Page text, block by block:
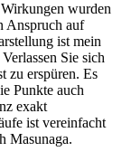
wurden
Anspruch auf
ist mein
Sie sich
zu erspüren. Es
Punkte auch
exakt
ist vereinfacht
Masunaga.